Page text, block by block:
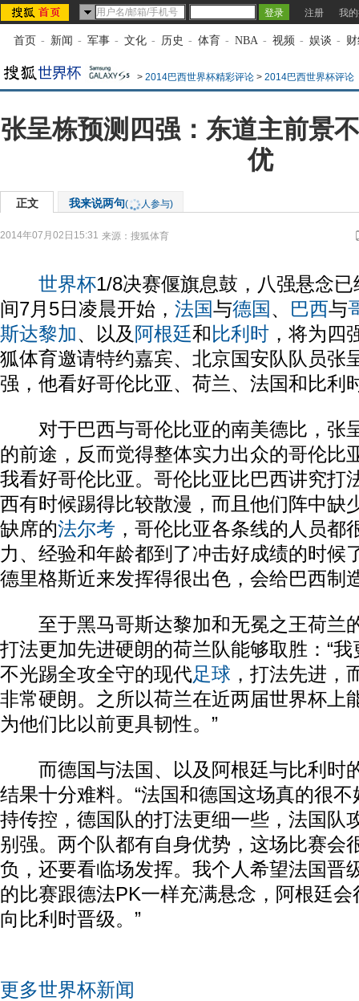
注册 我
首页 - 新闻 - 军事 - 文化 - 历史 - 体育 - NBA - 视频 - 娱谈 -
> 2014巴西世界杯精彩评论 > 2014巴西世界杯评论
张呈栋预测四强：东道主前景
优
正文 我来说两句( 人参与)
2014年07月02日15:31 来源： 搜狐体育
世界杯1/8决赛偃旗息鼓，八强悬念
间7月5日凌晨开始， 法国与德国 、 巴西与
斯达黎加、以及 阿根廷和 比利时 ，将为四
狐体育邀请特约嘉宾、北京国安队队员张
强，他看好哥伦比亚、荷兰、法国和比利
对于巴西与哥伦比亚的南美德比，张
的前途，反而觉得整体实力出众的哥伦比
我看好哥伦比亚。哥伦比亚比巴西讲究打
西有时候踢得比较散漫，而且他们阵中缺
缺席的法尔考 ，哥伦比亚各条线的人员都
力、经验和年龄都到了冲击好成绩的时候
德里格斯近来发挥得很出色，会给巴西制
至于黑马哥斯达黎加和无冕之王荷兰
打法更加先进硬朗的荷兰队能够取胜：“
不光踢全攻全守的现代足球 ，打法先进，
非常硬朗。之所以荷兰在近两届世界杯上
为他们比以前更具韧性。”
而德国与法国、以及阿根廷与比利时
结果十分难料。“法国和德国这场真的很
持传控，德国队的打法更细一些，法国队
别强。两个队都有自身优势，这场比赛会
负，还要看临场发挥。我个人希望法国晋
的比赛跟德法PK一样充满悬念，阿根廷
向比利时晋级。”
更多世界杯新闻